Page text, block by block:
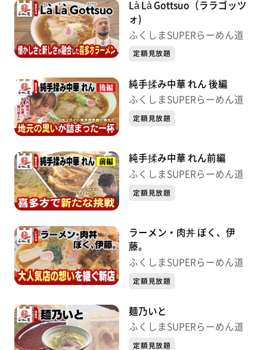
Là Là Gottsuo（ララゴッツ
ォ)
ふくしまSUPERらーめん道
定額見放題
純手揉み中華 れん 後編
ふくしまSUPERらーめん道
定額見放題
純手揉み中華 れん前編
ふくしまSUPERらーめん道
定額見放題
ラーメン・肉丼 ぼく、伊
藤。
ふくしまSUPERらーめん道
定額見放題
麺乃いと
ふくしまSUPERらーめん道
定額見放題